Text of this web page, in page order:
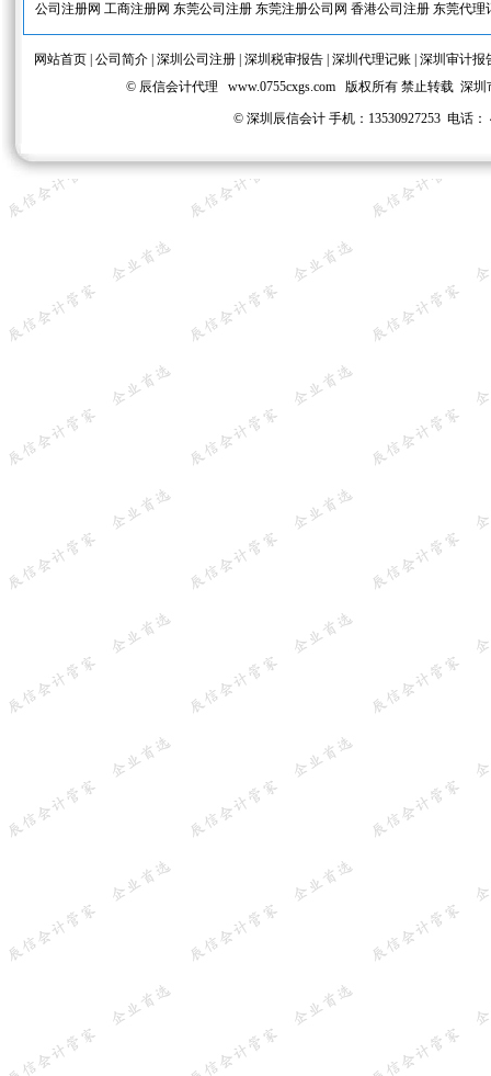
公司注册网 工商注册网 东莞公司注册 东莞注册公司网 香港公司注册 东莞代理
网站首页| 公司简介| 深圳公司注册| 深圳税审报告| 深圳代理记账| 深圳审计报
© 辰信会计代理 www.0755cxgs.com版权所有 禁止转载 深圳
© 深圳辰信会计 手机：13530927253 电话